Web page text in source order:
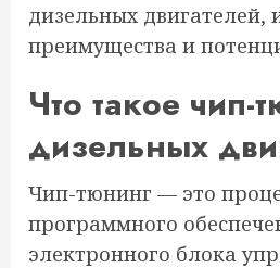
дизельных двигателей,
преимущества и
Что такое чип-
дизельных
Чип-тюнинг — это
программного
электронного блока